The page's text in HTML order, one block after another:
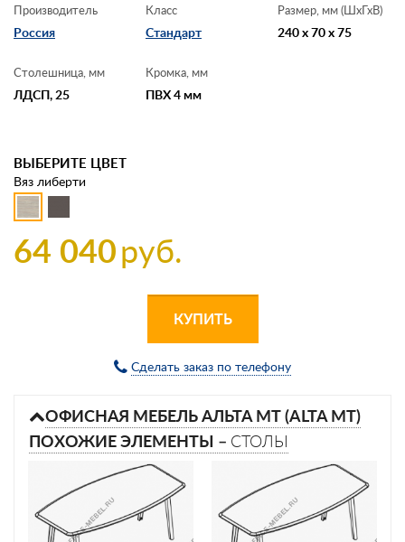
Производитель
Россия
Класс
Стандарт
Размер, мм (ШхГхВ)
240 x 70 x 75
Столешница, мм
ЛДСП, 25
Кромка, мм
ПВХ 4 мм
ВЫБЕРИТЕ ЦВЕТ
Вяз либерти
64 040руб.
КУПИТЬ
Сделать заказ по телефону
ОФИСНАЯ МЕБЕЛЬ АЛЬТА МТ (ALTA MT)
ПОХОЖИЕ ЭЛЕМЕНТЫ – СТОЛЫ